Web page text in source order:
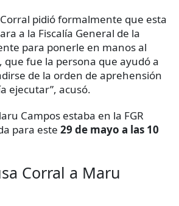
Corral pidió formalmente que esta
a la Fiscalía General de la
para ponerle en manos al
, que fue la persona que ayudó a
de la orden de aprehensión
ejecutar”, acusó.
Campos estaba en la FGR
para este 29 de mayo a las 10
Corral a Maru